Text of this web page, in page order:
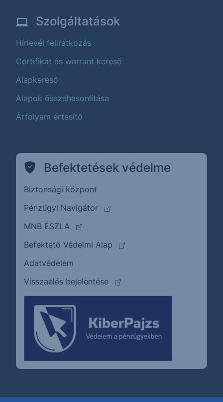
Szolgáltatások
Hírlevél feliratkozás
Certifikát és warrant kereső
Alapkereső
Alapok összehasonlítása
Árfolyam értesítő
Befektetések védelme
Biztonsági központ
Pénzügyi Navigátor
(külső oldalra ugrik)
MNB ÉSZLA
(külső oldalra ugrik)
Befektető Védelmi Alap
(külső oldalra ugrik)
Adatvédelem
Visszaélés bejelentése
(külső oldalra ugrik)